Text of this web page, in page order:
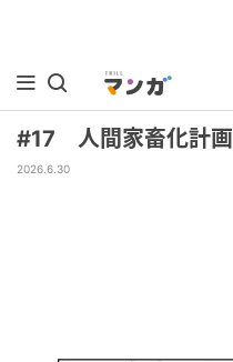
#17 人間家畜化計画
2026.6.30